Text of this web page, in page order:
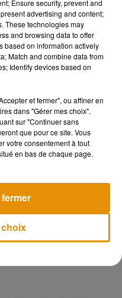
enfin le remix de « Love
Kylie Minogue
Lens dévoilent leur
attendue
le décor de l’émission
Ensure security, prevent and
advertising and content;
These technologies may
and browsing data to offer
based on information actively
Match and combine data from
Identify devices based on
et fermer", ou affiner en
dans "Gérer mes choix".
sur "Continuer sans
que pour ce site. Vous
votre consentement à tout
en bas de chaque page.